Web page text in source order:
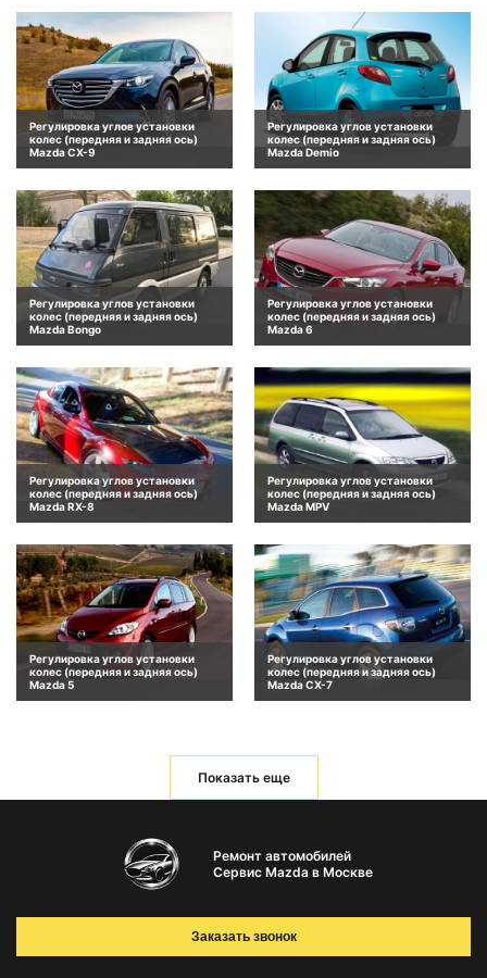
Регулировка углов установки
колес (передняя и задняя ось)
Mazda CX-9
Регулировка углов установки
колес (передняя и задняя ось)
Mazda Demio
Регулировка углов установки
колес (передняя и задняя ось)
Mazda Bongo
Регулировка углов установки
колес (передняя и задняя ось)
Mazda 6
Регулировка углов установки
колес (передняя и задняя ось)
Mazda RX-8
Регулировка углов установки
колес (передняя и задняя ось)
Mazda MPV
Регулировка углов установки
колес (передняя и задняя ось)
Mazda 5
Регулировка углов установки
колес (передняя и задняя ось)
Mazda CX-7
Показать еще
Ремонт автомобилей
Сервис Mazda в Москве
Заказать звонок